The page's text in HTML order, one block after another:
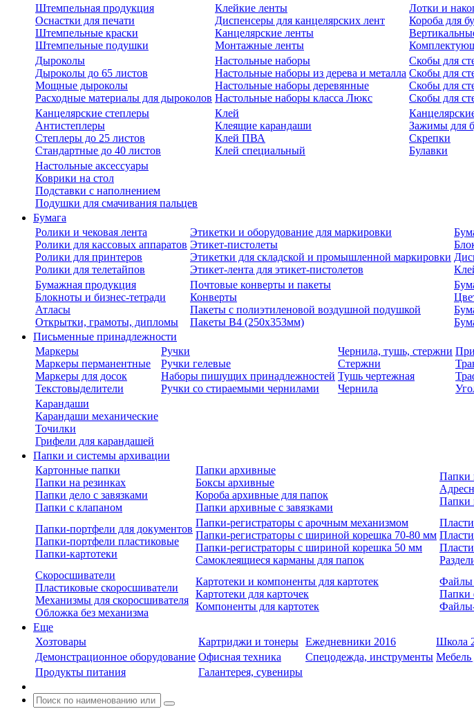
Штемпельная продукция
Оснастки для печати
Штемпельные краски
Штемпельные подушки
Клейкие ленты
Диспенсеры для канцелярских лент
Канцелярские ленты
Монтажные ленты
Лотки и
Короба для
Дыроколы
Дыроколы до 65 листов
Мощные дыроколы
Расходные материалы для дыроколов
Настольные наборы
Настольные наборы из дерева и металла
Настольные наборы деревянные
Настольные наборы класса Люкс
Скобы для
Скобы для
Скобы для
Скобы для
Канцелярские степлеры
Антистеплеры
Степлеры до 25 листов
Стандартные до 40 листов
Клей
Клеящие карандаши
Клей ПВА
Клей специальный
Зажимы для
Скрепки
Булавки
Настольные аксессуары
Коврики на стол
Подставки с наполнением
Подушки для смачивания пальцев
Бумага
Ролики и чековая лента
Ролики для кассовых аппаратов
Ролики для принтеров
Ролики для телетайпов
Этикетки и оборудование для маркировки
Этикет-пистолеты
Этикетки для складской и промышленной маркировки
Этикет-лента для этикет-пистолетов
Бумажная продукция
Блокноты и бизнес-тетради
Атласы
Открытки, грамоты, дипломы
Почтовые конверты и пакеты
Конверты
Пакеты с полиэтиленовой воздушной подушкой
Пакеты В4 (250х353мм)
Письменные принадлежности
Маркеры
Маркеры перманентные
Маркеры для досок
Текстовыделители
Ручки
Ручки гелевые
Наборы пишущих принадлежностей
Ручки со стираемыми чернилами
Чернила, тушь, стержни
Стержни
Тушь чертежная
Чернила
Карандаши
Карандаши механические
Точилки
Грифели для карандашей
Папки и системы архивации
Картонные папки
Папки на резинках
Папки дело с завязками
Папки с клапаном
Папки архивные
Боксы архивные
Короба архивные для папок
Папки архивные с завязками
Папки
Папки
Папки-портфели для документов
Папки-портфели пластиковые
Папки-картотеки
Папки-регистраторы с арочным механизмом
Папки-регистраторы с шириной корешка 70-80 мм
Папки-регистраторы с шириной корешка 50 мм
Самоклеящиеся карманы для папок
Скоросшиватели
Пластиковые скоросшиватели
Механизмы для скоросшивателя
Обложка без механизма
Картотеки и компоненты для картотек
Картотеки для карточек
Компоненты для картотек
Файлы
Папки
Еще
Хозтовары
Картриджи и тонеры Ежедневники 2016
Школа
Демонстрационное оборудование Офисная техника Спецодежда, инструменты Мебель
Продукты питания
Галантерея, сувениры